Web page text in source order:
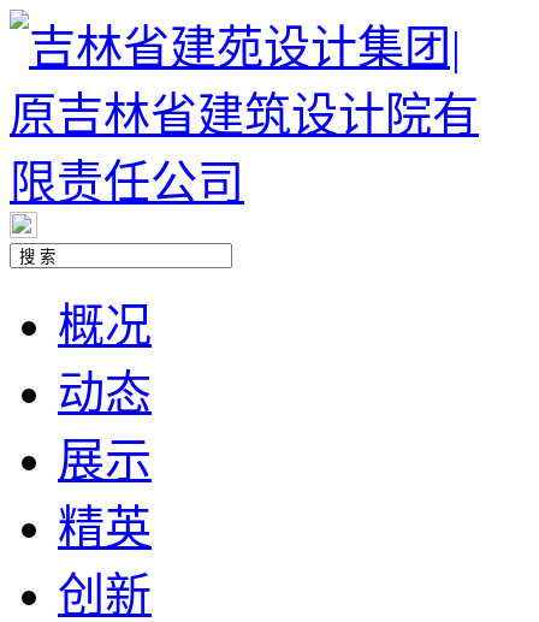
概况
动态
展示
精英
创新